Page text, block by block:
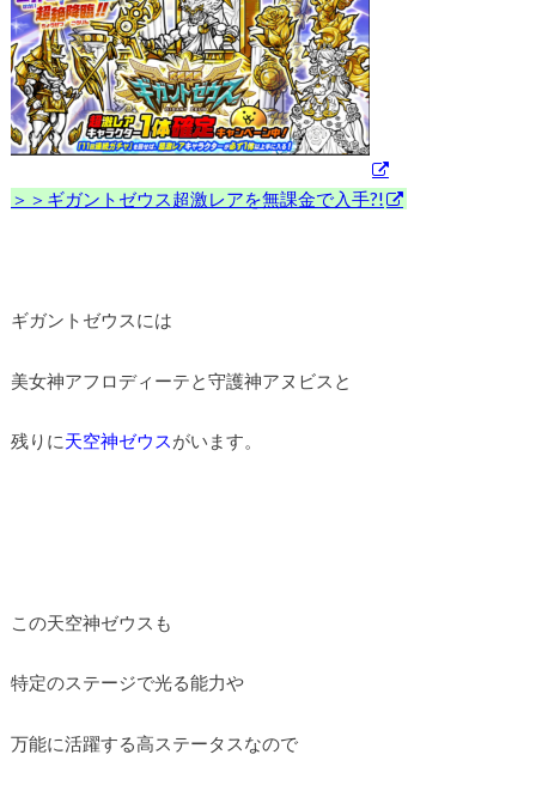
＞＞ギガントゼウス超激レアを無課金で入手?!
ギガントゼウスには
美女神アフロディーテと守護神アヌビスと
残りに天空神ゼウスがいます。
この天空神ゼウスも
特定のステージで光る能力や
万能に活躍する高ステータスなので